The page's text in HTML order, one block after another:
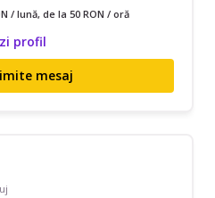
/ lună, de la 50 RON / oră
profil
mesaj